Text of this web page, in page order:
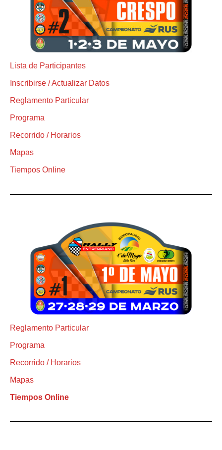
Lista de Participantes
Inscribirse / Actualizar Datos
Reglamento Particular
Programa
Recorrido / Horarios
Mapas
Tiempos Online
Reglamento Particular
Programa
Recorrido / Horarios
Mapas
Tiempos Online